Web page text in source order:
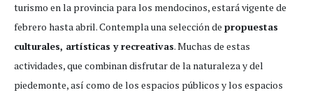
turismo en la provincia para los mendocinos, estará vigente de
febrero hasta abril. Contempla una selección de propuestas
culturales, artísticas y recreativas. Muchas de estas
actividades, que combinan disfrutar de la naturaleza y del
piedemonte, así como de los espacios públicos y los espacios